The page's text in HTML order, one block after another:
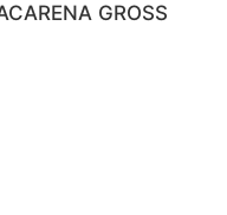
GROSS